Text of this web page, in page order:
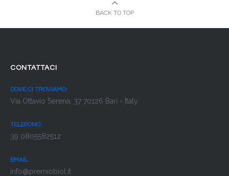
BACK TO TOP
CONTATTACI
DOVE CI TROVIAMO:
Via Ottavio Serena, 37 70126 Bari - Italy
TELEFONO:
39 0805582512
EMAIL:
info@premiobiol.it